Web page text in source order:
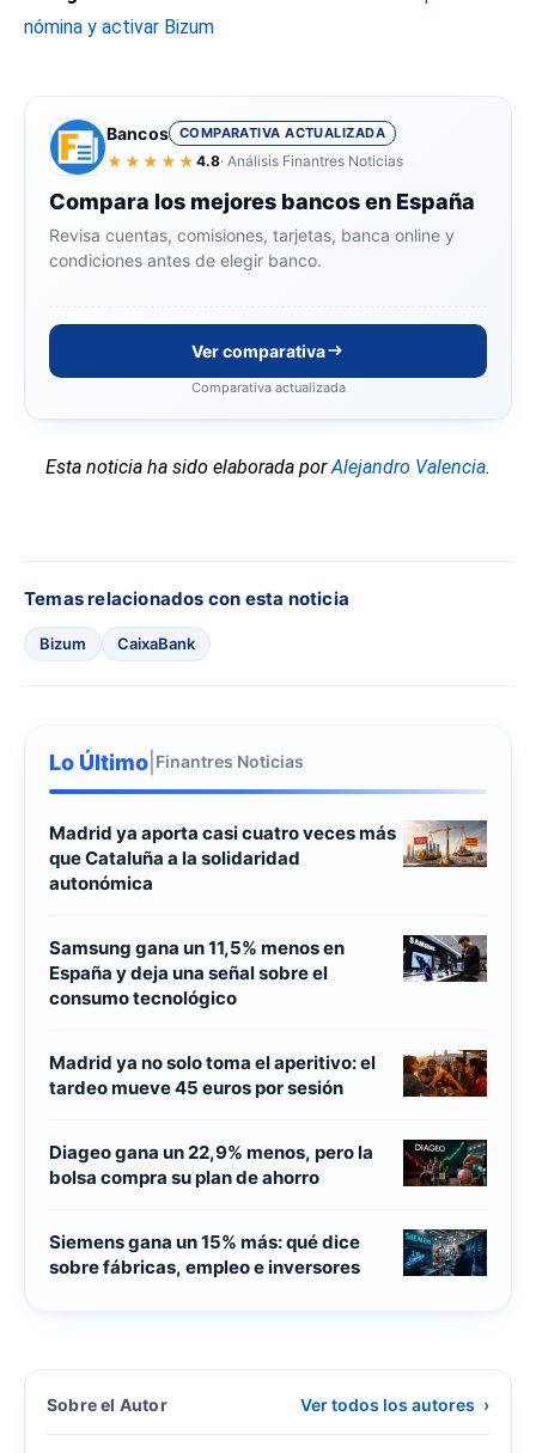
nómina y activar Bizum
Bancos COMPARATIVA ACTUALIZADA
★★★★★ 4.8· Análisis Finantres Noticias
Compara los mejores bancos en España
Revisa cuentas, comisiones, tarjetas, banca online y
condiciones antes de elegir banco.
Ver comparativa
Comparativa actualizada
Esta noticia ha sido elaborada porAlejandro Valencia.
Temas relacionados con esta noticia
Bizum CaixaBank
Lo Último Finantres Noticias
Madrid ya aporta casi cuatro veces más
que Cataluña a la solidaridad
autonómica
Samsung gana un 11,5% menos en
España y deja una señal sobre el
consumo tecnológico
Madrid ya no solo toma el aperitivo: el
tardeo mueve 45 euros por sesión
Diageo gana un 22,9% menos, pero la
bolsa compra su plan de ahorro
Siemens gana un 15% más: qué dice
sobre fábricas, empleo e inversores
Sobre el Autor Ver todos los autores ›